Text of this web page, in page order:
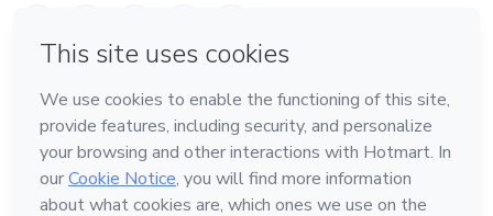
Conheça a Hotmart
Idioma
Português